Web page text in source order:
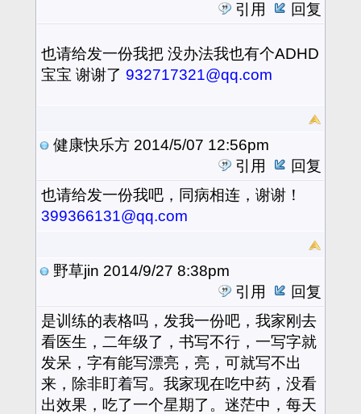
引用
回复
也请给发一份我把 没办法我也有个ADHD
宝宝 谢谢了 932717321@qq.com
健康快乐方 2014/5/07 12:56pm
引用
回复
也请给发一份我吧，同病相连，谢谢！
399366131@qq.com
野草jin 2014/9/27 8:38pm
引用
回复
是训练的表格吗，发我一份吧，我家刚去
看医生，二年级了，书写不行，一写字就
发呆，字有能写漂亮，亮，可就写不出
来，除非盯着写。我家现在吃中药，没看
出效果，吃了一个星期了。迷茫中，每天